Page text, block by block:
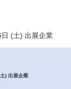
(土) 出展企業
) 出展企業